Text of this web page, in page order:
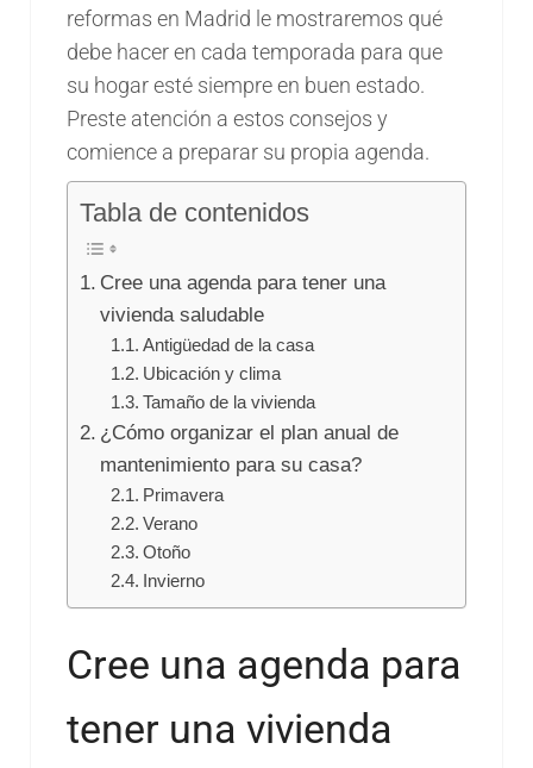
reformas en Madrid le mostraremos qué
debe hacer en cada temporada para que
su hogar esté siempre en buen estado.
Preste atención a estos consejos y
comience a preparar su propia agenda.
Tabla de contenidos
Cree una agenda para tener una
vivienda saludable
Antigüedad de la casa
Ubicación y clima
Tamaño de la vivienda
¿Cómo organizar el plan anual de
mantenimiento para su casa?
Primavera
Verano
Otoño
Invierno
Cree una agenda para
tener una vivienda